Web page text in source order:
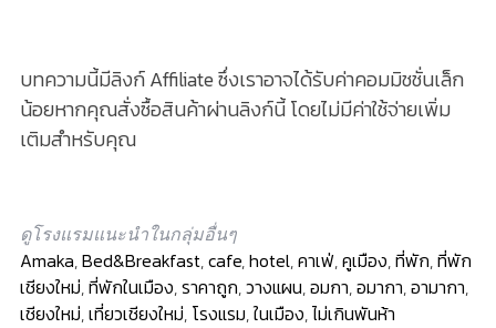
บทความนี้มีลิงก์ Affiliate ซึ่งเราอาจได้รับค่าคอมมิชชั่นเล็ก
น้อยหากคุณสั่งซื้อสินค้าผ่านลิงก์นี้ โดยไม่มีค่าใช้จ่ายเพิ่ม
เติมสำหรับคุณ
ดูโรงแรมแนะนำในกลุ่มอื่นๆ
Amaka,Bed&Breakfast,cafe,hotel,คาเฟ่,คูเมือง,ที่พัก,ที่พัก
เชียงใหม่,ที่พักในเมือง,ราคาถูก,วางแผน,อมกา,อมากา,อามากา,
เชียงใหม่,เที่ยวเชียงใหม่, โรงแรม,ในเมือง,ไม่เกินพันห้า